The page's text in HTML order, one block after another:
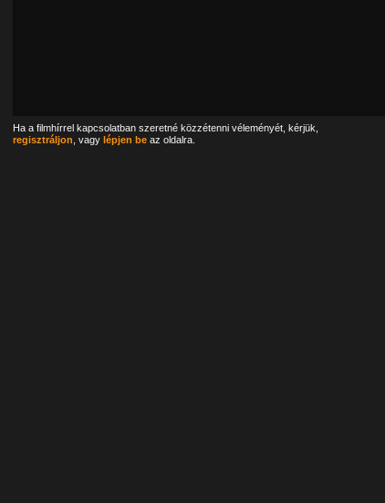
Ha a filmhírrel kapcsolatban szeretné közzétenni véleményét, kérjük,
regisztráljon , vagy lépjen beaz oldalra.